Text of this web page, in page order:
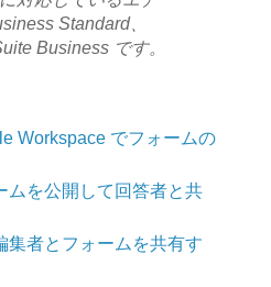
Standard、
Business です。
Workspace でフォームの
ムを公開して回答者と共
集者とフォームを共有す